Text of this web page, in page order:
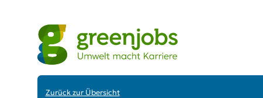
Zurück zur Übersicht